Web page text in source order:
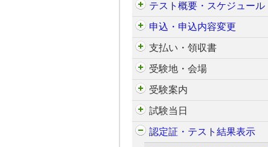
テスト概要・スケジュール
申込・申込内容変更
支払い・領収書
受験地・会場
受験案内
試験当日
認定証・テスト結果表示